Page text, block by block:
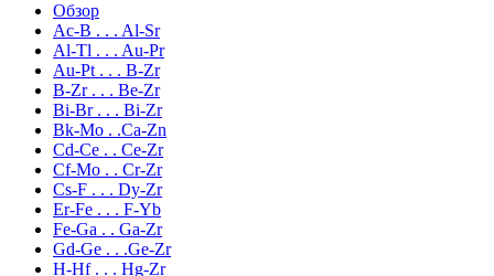
Обзор
Ac-B . . . Al-Sr
Al-Tl . . . Au-Pr
Au-Pt . . . B-Zr
B-Zr . . . Be-Zr
Bi-Br . . . Bi-Zr
Bk-Mo . .Ca-Zn
Cd-Ce . . Ce-Zr
Cf-Mo . . Cr-Zr
Cs-F . . . Dy-Zr
Er-Fe . . . F-Yb
Fe-Ga . . Ga-Zr
Gd-Ge . . .Ge-Zr
H-Hf . . . Hg-Zr